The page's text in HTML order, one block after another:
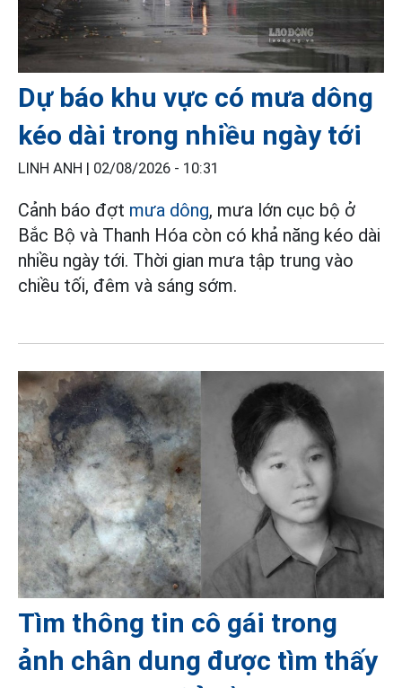
Dự báo khu vực có mưa dông
kéo dài trong nhiều ngày tới
LINH ANH | 02/08/2026 - 10:31
Cảnh báo đợt mưa dông, mưa lớn cục bộ ở
Bắc Bộ và Thanh Hóa còn có khả năng kéo dài
nhiều ngày tới. Thời gian mưa tập trung vào
chiều tối, đêm và sáng sớm.
Tìm thông tin cô gái trong
ảnh chân dung được tìm thấy